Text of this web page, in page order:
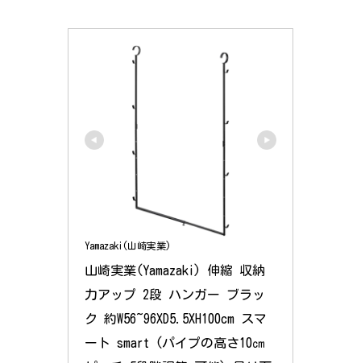
Yamazaki(山崎実業)
山崎実業(Yamazaki) 伸縮 収納
力アップ 2段 ハンガー ブラッ
ク 約W56~96XD5.5XH100cm スマ
ート smart (パイプの高さ10㎝